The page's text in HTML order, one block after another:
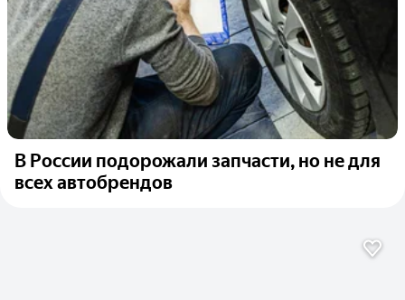
В России подорожали запчасти, но не для
всех автобрендов